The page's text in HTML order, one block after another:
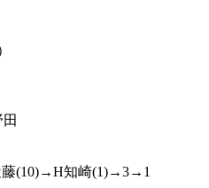
藤(10)→H知崎(1)→3→1